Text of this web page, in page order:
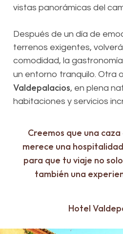
vistas panorámicas del
Después de un día de
terrenos exigentes,
comodidad, la
un entorno tranquilo. Otra
Valdepalacios, en plena
habitaciones y servicios
Creemos que una
merece una
para que tu viaje no
también una
Hotel